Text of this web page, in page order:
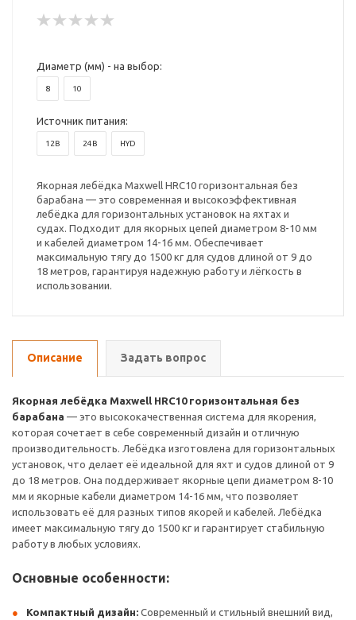
Диаметр (мм) - на выбор:
8 10
Источник питания:
12В 24В HYD
Якорная лебёдка Maxwell HRC10 горизонтальная без
барабана — это современная и высокоэффективная
лебёдка для горизонтальных установок на яхтах и
судах. Подходит для якорных цепей диаметром 8-10 мм
и кабелей диаметром 14-16 мм. Обеспечивает
максимальную тягу до 1500 кг для судов длиной от 9 до
18 метров, гарантируя надежную работу и лёгкость в
использовании.
Описание Задать вопрос
Якорная лебёдка Maxwell HRC10 горизонтальная без
барабана — это высококачественная система для якорения,
которая сочетает в себе современный дизайн и отличную
производительность. Лебёдка изготовлена для горизонтальных
установок, что делает её идеальной для яхт и судов длиной от 9
до 18 метров. Она поддерживает якорные цепи диаметром 8-10
мм и якорные кабели диаметром 14-16 мм, что позволяет
использовать её для разных типов якорей и кабелей. Лебёдка
имеет максимальную тягу до 1500 кг и гарантирует стабильную
работу в любых условиях.
Основные особенности:
Компактный дизайн: Современный и стильный внешний вид,